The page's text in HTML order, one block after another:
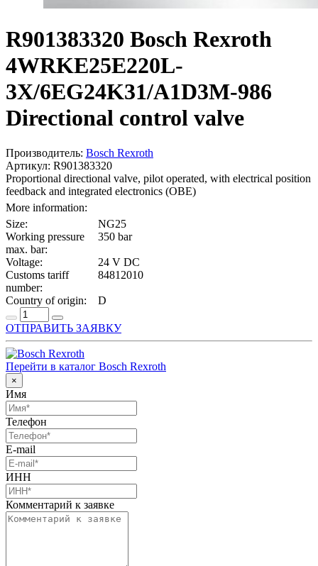
R901383320 Bosch Rexroth
4WRKE25E220L-
3X/6EG24K31/A1D3M-986
Directional control valve
Производитель: Bosch Rexroth
Артикул: R901383320
Proportional directional valve, pilot operated, with electrical position
feedback and integrated electronics (OBE)
More information:
Size:
NG25
Working pressure
max. bar:
350 bar
Voltage:
24 V DC
Customs tariff
number:
84812010
Country of origin: D
ОТПРАВИТЬ ЗАЯВКУ
Перейти в каталог Bosch Rexroth
×
Имя
Телефон
E-mail
ИНН
Комментарий к заявке